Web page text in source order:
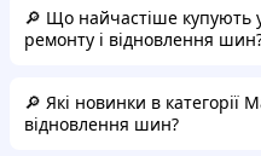
🔎 Що найчастіше купують
ремонту і відновлення
🔎 Які новинки в категорії
відновлення шин?